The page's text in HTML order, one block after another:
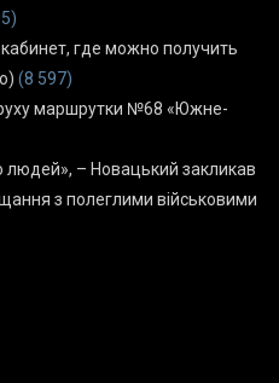
где можно получить
(8 597)
маршрутки №68 «Южне-
– Новацький закликав
з полеглими військовими